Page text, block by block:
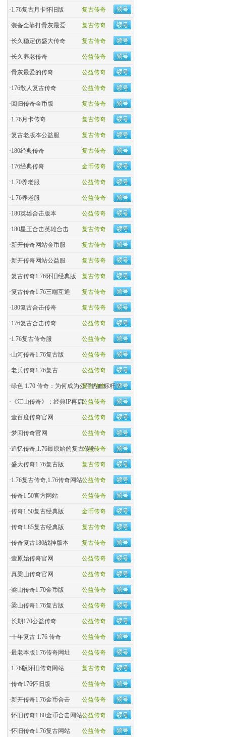
复古传奇
·1.76复古月卡怀旧版
复古传奇
·装备全靠打骨灰最爱
复古传奇
·长久稳定仿盛大传奇
公益传奇
·长久养老传奇
公益传奇
·骨灰最爱的传奇
公益传奇
·176散人复古传奇
复古传奇
· 回归传奇金币版
复古传奇
·1.76月卡传奇
复古传奇
·复古老版本公益服
复古传奇
·180经典传奇
金币传奇
·176经典传奇
公益传奇
·1.70养老服
公益传奇
·1.76养老服
公益传奇
·180英雄合击版本
复古传奇
·180星王合击英雄合击
复古传奇
·新开传奇网站金币服
复古传奇
·新开传奇网站公益服
复古传奇
·复古传奇1.76怀旧经典版
复古传奇
·复古传奇1.76三端互通
复古传奇
·180复古合击传奇
公益传奇
·176复古合击传奇
公益传奇
·1.76复古传奇服
公益传奇
·山河传奇1.76复古版
公益传奇
·老兵传奇1.76复古
复古传奇
·绿色 1.70 传奇：为何成为公平热血标杆？
公益传奇
· 《江山传奇》：经典IP再启
公益传奇
·壹百度传奇官网
公益传奇
·梦回传奇官网
公益传奇
·追忆传奇,1.76最原始的复古传奇
复古传奇
·盛大传奇1.76复古版
公益传奇
·1.76复古传奇,1.76传奇网站
公益传奇
·传奇1.50官方网站
金币传奇
·传奇1.50复古经典版
复古传奇
·传奇1.85复古经典版
复古传奇
·传奇复古180战神版本
公益传奇
·壹原始传奇官网
公益传奇
·真梁山传奇官网
公益传奇
·梁山传奇1.70金币版
公益传奇
·梁山传奇1.76复古版
公益传奇
·长期170公益传奇
公益传奇
·十年复古 1.76 传奇
公益传奇
·最老本版1.76传奇网址
复古传奇
·1.76版怀旧传奇网站
公益传奇
·传奇176怀旧版
公益传奇
·新开传奇1.76金币合击
公益传奇
·怀旧传奇1.80金币合击网站
公益传奇
·怀旧传奇1.76复古网站